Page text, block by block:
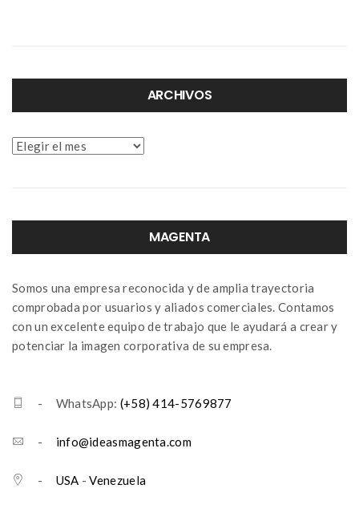
ARCHIVOS
Archivos
MAGENTA
Somos una empresa reconocida y de amplia trayectoria
comprobada por usuarios y aliados comerciales. Contamos
con un excelente equipo de trabajo que le ayudará a crear y
potenciar la imagen corporativa de su empresa.
- WhatsApp: (+58) 414-5769877
- info@ideasmagenta.com
- USA -Venezuela